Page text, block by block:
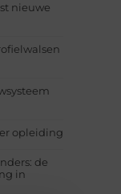
nieuwe
opleiding
de
in